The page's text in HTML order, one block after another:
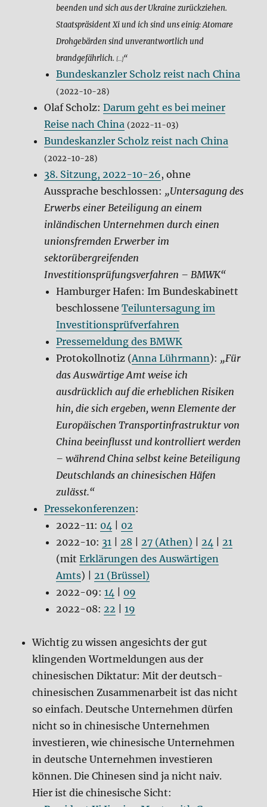
beenden und sich aus der Ukraine zurückziehen.
Staatspräsident Xi und ich sind uns einig: Atomare
Drohgebärden sind unverantwortlich und
brandgefährlich.[…]“
Bundeskanzler Scholz reist nach China
(2022-10-28)
Olaf Scholz:Darum geht es bei meiner
Reise nach China (2022-11-03)
Bundeskanzler Scholz reist nach China
(2022-10-28)
38. Sitzung, 2022-10-26, ohne
Aussprache beschlossen: „Untersagung des
Erwerbs einer Beteiligung an einem
inländischen Unternehmen durch einen
unionsfremden Erwerber im
sektorübergreifenden
Investitionsprüfungsverfahren – BMWK“
Hamburger Hafen: Im Bundeskabinett
beschlosseneTeiluntersagung im
Investitionsprüfverfahren
Pressemeldung des BMWK
Protokollnotiz (Anna Lührmann): „Für
das Auswärtige Amt weise ich
ausdrücklich auf die erheblichen Risiken
hin, die sich ergeben, wenn Elemente der
Europäischen Transportinfrastruktur von
China beeinflusst und kontrolliert werden
– während China selbst keine Beteiligung
Deutschlands an chinesischen Häfen
zulässt.“
Pressekonferenzen:
2022-11: 04
02
2022-10: 31 |28 |27 (Athen) |24 |21
(mitErklärungen des Auswärtigen
Amts) |21 (Brüssel)
2022-09:14
09
2022-08:22 |19
Wichtig zu wissen angesichts der gut
klingenden Wortmeldungen aus der
chinesischen Diktatur: Mit der deutsch-
chinesischen Zusammenarbeit ist das nicht
so einfach. Deutsche Unternehmen dürfen
nicht so in chinesische Unternehmen
investieren, wie chinesische Unternehmen
in deutsche Unternehmen investieren
können. Die Chinesen sind ja nicht naiv.
Hier ist die chinesische Sicht: